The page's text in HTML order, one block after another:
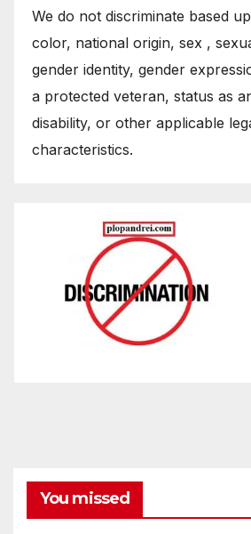
We do not discriminate based
color, national origin, sex ,
gender identity, gender
a protected veteran, status as
disability, or other applicable
characteristics.
You missed